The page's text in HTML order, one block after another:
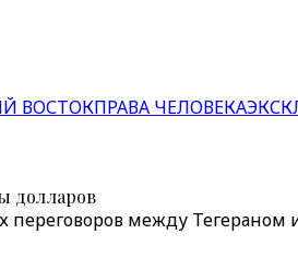
ВОСТОКПРАВА ЧЕЛОВЕКА
долларов
между